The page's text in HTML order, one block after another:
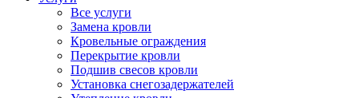
Все услуги
Замена кровли
Кровельные ограждения
Перекрытие кровли
Подшив свесов кровли
Установка снегозадержателей